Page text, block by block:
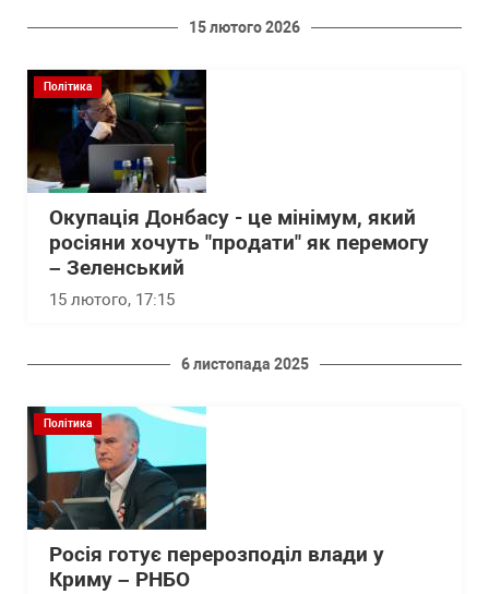
15 лютого 2026
Політика
Окупація Донбасу - це мінімум, який
росіяни хочуть "продати" як перемогу
– Зеленський
15 лютого, 17:15
6 листопада 2025
Політика
Росія готує перерозподіл влади у
Криму – РНБО